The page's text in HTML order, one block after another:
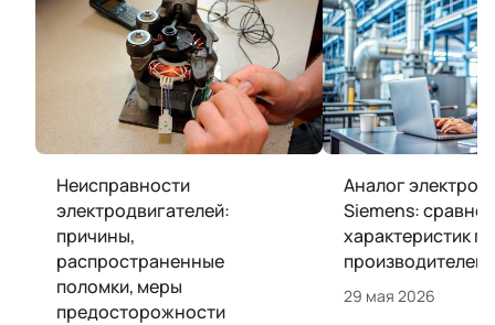
Неисправности
электродвигателей:
причины,
распространенные
поломки, меры
предосторожности
Аналог
Siemens:
характеристик
производителей
29 мая 2026